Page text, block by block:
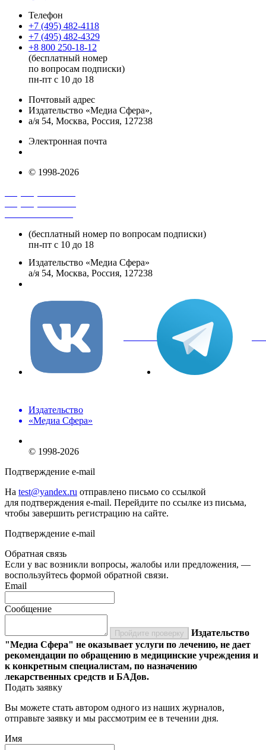
Телефон
+7 (495) 482-4118
+7 (495) 482-4329
+8 800 250-18-12
(бесплатный номер
по вопросам подписки)
пн-пт с 10 до 18
Почтовый адрес
Издательство «Медиа Сфера»,
а/я 54, Москва, Россия, 127238
Электронная почта
© 1998-2026
(бесплатный номер по вопросам подписки)
пн-пт с 10 до 18
Издательство «Медиа Сфера»
а/я 54, Москва, Россия, 127238
вКонтакте
Издательство
«Медиа Сфера»
© 1998-2026
Подтверждение e-mail
На test@yandex.ru отправлено письмо со ссылкой
для подтверждения e-mail. Перейдите по ссылке из письма,
чтобы завершить регистрацию на сайте.
Подтверждение e-mail
Обратная связь
Если у вас возникли вопросы, жалобы или предложения, —
воспользуйтесь формой обратной связи.
Email
Сообщение
Пройдите проверку
Издательство
"Медиа Сфера" не оказывает услуги по лечению, не дает
рекомендации по обращению в медицинские учреждения и
к конкретным специалистам, по назначению
лекарственных средств и БАДов.
Подать заявку
Вы можете стать автором одного из наших журналов,
отправьте заявку и мы рассмотрим ее в течении дня.
Имя